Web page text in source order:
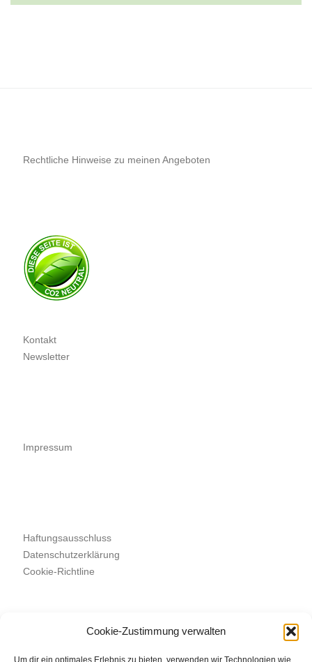
Cookie-Zustimmung verwalten
Um dir ein optimales Erlebnis zu bieten, verwenden wir Technologien wie
Rechtliche Hinweise zu meinen Angeboten
Kontakt
Newsletter
Impressum
Haftungsausschluss
Datenschutzerklärung
Cookie-Richtline
SUCHEN